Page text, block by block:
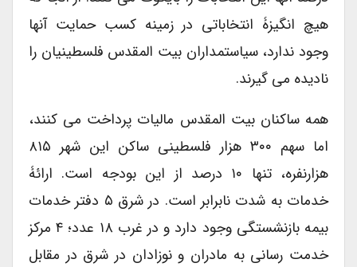
هیچ انگیزۀ انتخاباتی در زمینه کسب حمایت آنها
وجود ندارد، سیاستمداران بیت المقدس فلسطینیان را
نادیده می گیرند.
همه ساکنان بیت المقدس مالیات پرداخت می کنند،
اما سهم ۳۰۰ هزار فلسطینی ساکن این شهر ۸۱۵
هزارنفره، تنها ۱۰ درصد از این بودجه است. ارائۀ
خدمات به شدت نابرابر است. در شرق ۵ دفتر خدمات
بیمه بازنشستگی وجود دارد و در غرب ۱۸ عدد؛ ۴ مرکز
خدمت رسانی به مادران و نوزادان در شرق در مقابل